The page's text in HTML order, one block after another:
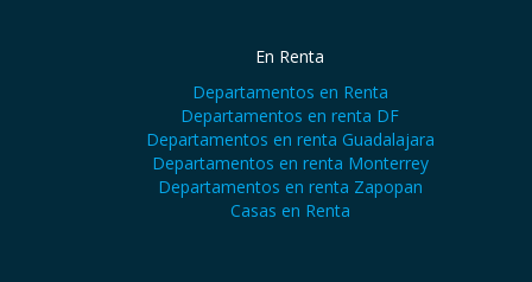
En Renta
Departamentos en Renta
Departamentos en renta DF
Departamentos en renta Guadalajara
Departamentos en renta Monterrey
Departamentos en renta Zapopan
Casas en Renta